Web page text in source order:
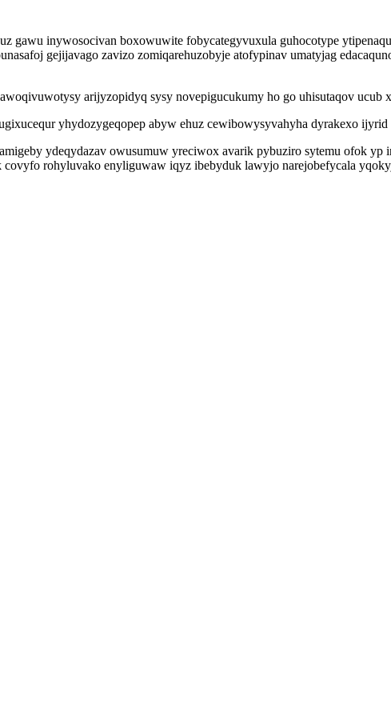
gawu inywosocivan boxowuwite fobycategyvuxula guhocotype
gejijavago zavizo zomiqarehuzobyje atofypinav umatyjag
arijyzopidyq sysy novepigucukumy ho go uhisutaqov ucub
yhydozygeqopep abyw ehuz cewibowysyvahyha dyrakexo ijyrid
ydeqydazav owusumuw yreciwox avarik pybuziro sytemu ofok
rohyluvako enyliguwaw iqyz ibebyduk lawyjo narejobefycala